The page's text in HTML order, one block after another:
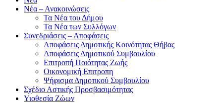
Νέα – Ανακοινώσεις
Τα Νέα του Δήμου
Τα Νέα των Συλλόγων
Συνεδριάσεις – Αποφάσεις
Αποφάσεις Δημοτικής Κοινότητας Θήβας
Αποφάσεις Δημοτικού Συμβουλίου
Επιτροπή Ποιότητας Ζωής
Οικονομική Επιτροπη
Ψήφισμα Δημοτικού Συμβουλίου
Σχέδιο Αστικής Προσβασιμότητας
Υιοθεσία Ζώων